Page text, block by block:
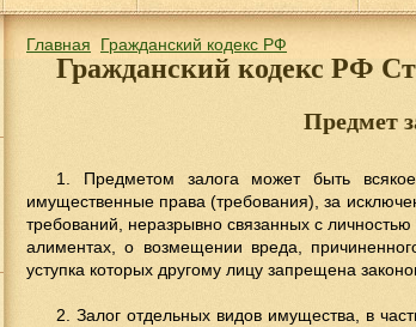
Главная Гражданский кодекс РФ
Гражданский кодекс РФ
Предмет
1. Предметом залога может быть
имущественные права (требования), за
требований, неразрывно связанных с
алиментах, о возмещении вреда,
уступка которых другому лицу запрещена
2. Залог отдельных видов имущества, в